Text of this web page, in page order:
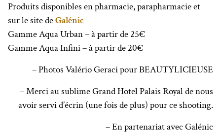
Produits disponibles en pharmacie, parapharmacie et
sur le site deGalénic
Gamme Aqua Urban – à partir de 25€
Gamme Aqua Infini – à partir de 20€
– Photos Valério Geraci pour BEAUTYLICIEUSE
– Merci au sublime Grand Hotel Palais Royal de nous
avoir servi d’écrin (une fois de plus) pour ce shooting.
– En partenariat avec Galénic